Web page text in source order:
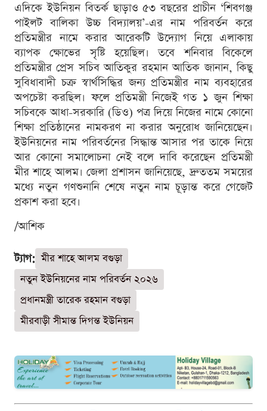
এদিকে ইউনিয়ন বিতর্ক ছাড়াও ৫৩ বছরের প্রাচীন ‘শিবগঞ্জ
পাইলট বালিকা উচ্চ বিদ্যালয়’-এর নাম পরিবর্তন করে
প্রতিমন্ত্রীর নামে করার আরেকটি উদ্যোগ নিয়ে এলাকায়
ব্যাপক ক্ষোভের সৃষ্টি হয়েছিল। তবে শনিবার বিকেলে
প্রতিমন্ত্রীর প্রেস সচিব আতিকুর রহমান আতিক জানান, কিছু
সুবিধাবাদী চক্র স্বার্থসিদ্ধির জন্য প্রতিমন্ত্রীর নাম ব্যবহারের
অপচেষ্টা করছিল। ফলে প্রতিমন্ত্রী নিজেই গত ১ জুন শিক্ষা
সচিবকে আধা-সরকারি (ডিও) পত্র দিয়ে নিজের নামে কোনো
শিক্ষা প্রতিষ্ঠানের নামকরণ না করার অনুরোধ জানিয়েছেন।
ইউনিয়নের নাম পরিবর্তনের সিদ্ধান্ত আসার পর তাকে নিয়ে
আর কোনো সমালোচনা নেই বলে দাবি করেছেন প্রতিমন্ত্রী
মীর শাহে আলম। জেলা প্রশাসন জানিয়েছে, দ্রুততম সময়ের
মধ্যে নতুন গণশুনানি শেষে নতুন নাম চূড়ান্ত করে গেজেট
প্রকাশ করা হবে।
/আশিক
ট্যাগ: মীর শাহে আলম বগুড়া
নতুন ইউনিয়নের নাম পরিবর্তন ২০২৬
প্রধানমন্ত্রী তারেক রহমান বগুড়া
মীরবাড়ী সীমান্ত দিগন্ত ইউনিয়ন